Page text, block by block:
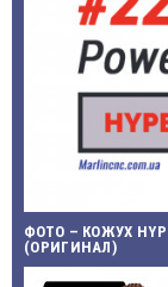
ФОТО – КОЖУХ
(ОРИГИНАЛ)